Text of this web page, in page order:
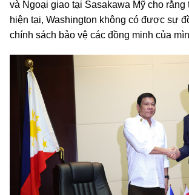
và Ngoại giao tại Sasakawa Mỹ cho rằng
hiện tại, Washington không có được sự
chính sách bảo vệ các đồng minh của